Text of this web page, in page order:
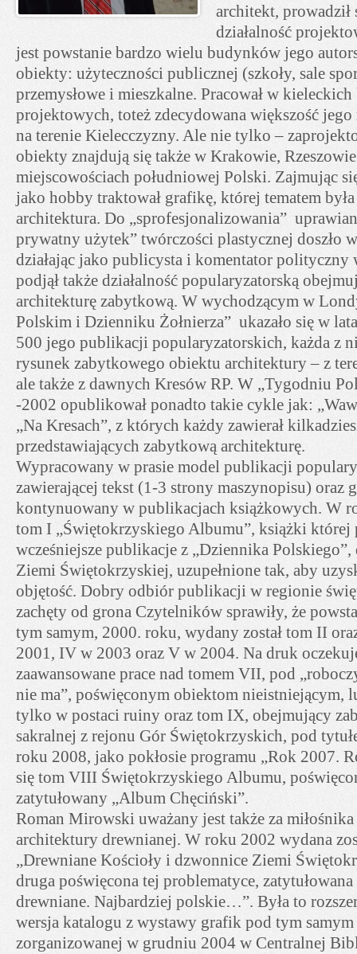
architekt, prowadził
działalność
jest powstanie bardzo wielu budynków jego
obiekty: użyteczności publicznej (szkoły, sale
przemysłowe i mieszkalne. Pracował w
projektowych, toteż zdecydowana większość
na terenie Kielecczyzny. Ale nie tylko –
obiekty znajdują się także w Krakowie,
miejscowościach południowej Polski. Zajmując
jako hobby traktował grafikę, której tematem
architektura. Do „sprofesjonalizowania”
prywatny użytek” twórczości plastycznej doszło
działając jako publicysta i komentator polityczny
podjął także działalność popularyzatorską
architekturę zabytkową. W wychodzącym w
Polskim i Dzienniku Żołnierza” ukazało się w
500 jego publikacji popularyzatorskich, każda z
rysunek zabytkowego obiektu architektury – z
ale także z dawnych Kresów RP. W „Tygodniu
-2002 opublikował ponadto takie cykle jak:
„Na Kresach”, z których każdy zawierał
przedstawiających zabytkową architekturę.
Wypracowany w prasie model publikacji
zawierającej tekst (1-3 strony maszynopisu) oraz
kontynuowany w publikacjach książkowych. W
tom I „Świętokrzyskiego Albumu”, książki której
wcześniejsze publikacje z „Dziennika
Ziemi Świętokrzyskiej, uzupełnione tak, aby
objętość. Dobry odbiór publikacji w regionie
zachęty od grona Czytelników sprawiły, że
tym samym, 2000. roku, wydany został tom II
2001, IV w 2003 oraz V w 2004. Na druk
zaawansowane prace nad tomem VII, pod
nie ma”, poświęconym obiektom nieistniejącym,
tylko w postaci ruiny oraz tom IX, obejmujący
sakralnej z rejonu Gór Świętokrzyskich, pod
roku 2008, jako pokłosie programu „Rok 2007.
się tom VIII Świętokrzyskiego Albumu,
zatytułowany „Album Chęciński”.
Roman Mirowski uważany jest także za
architektury drewnianej. W roku 2002 wydana
„Drewniane Kościoły i dzwonnice Ziemi
druga poświęcona tej problematyce,
drewniane. Najbardziej polskie…”. Była to
wersja katalogu z wystawy grafik pod tym samym
zorganizowanej w grudniu 2004 w Centralnej